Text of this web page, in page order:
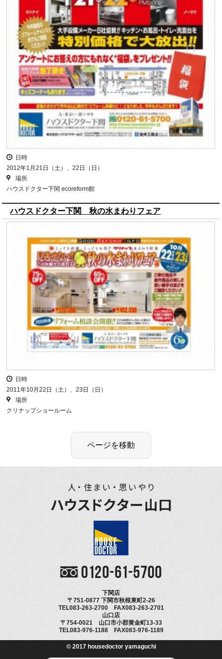
日時
2012年1月21日（土）、22日（日）
場所
ハウスドクター下関 ecoreform館
ハウスドクター下関 秋の水まわりフェア
日時
2011年10月22日（土）、23日（日）
場所
クリナップショールーム
下関店
〒751-0877 下関市秋根東町2-26
TEL083-263-2700 FAX083-263-2701
山口店
〒754-0021 山口市小郡黄金町13-33
TEL083-976-1188 FAX083-976-1189
© 2017 housedoctor yamaguchi